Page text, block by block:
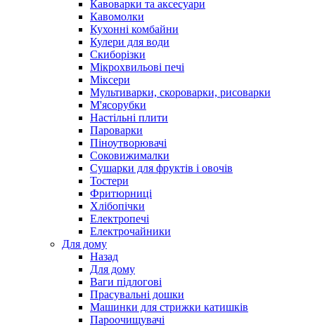
Кавоварки та аксесуари
Кавомолки
Кухонні комбайни
Кулери для води
Скиборізки
Мікрохвильові печі
Міксери
Мультиварки, скороварки, рисоварки
М'ясорубки
Настільні плити
Пароварки
Піноутворювачі
Соковижималки
Сушарки для фруктів і овочів
Тостери
Фритюрниці
Хлібопічки
Електропечі
Електрочайники
Для дому
Назад
Для дому
Ваги підлогові
Прасувальні дошки
Машинки для стрижки катишків
Пароочищувачі